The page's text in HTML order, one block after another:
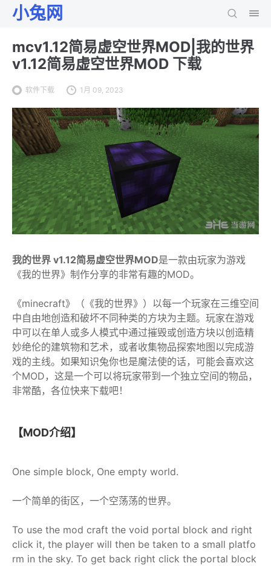
小兔网
mcv1.12简易虚空世界MOD|我的世界
v1.12简易虚空世界MOD 下载
软件下载 1月 09, 2023
我的世界 v1.12简易虚空世界MOD是一款由玩家为游戏
《我的世界》制作分享的非常有趣的MOD。
《minecraft》（《我的世界》）以每一个玩家在三维空间
中自由地创造和破坏不同种类的方块为主题。玩家在游戏
中可以在单人或多人模式中通过摧毁或创造方块以创造精
妙绝伦的建筑物和艺术，或者收集物品探索地图以完成游
戏的主线。如果知识兔你也是魔法使的话，可能会喜欢这
个MOD，这是一个可以将玩家带到一个独立空间的物品，
非常酷，各位快来下载吧！
【MOD介绍】
One simple block, One empty world.
一个简单的街区，一个空荡荡的世界。
To use the mod craft the void portal block and right
click it, the player will then be taken to a small platfo
rm in the sky. To get back right click the portal block